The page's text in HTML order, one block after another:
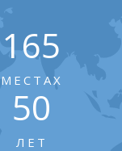
165
МЕСТАХ
50
ЛЕТ